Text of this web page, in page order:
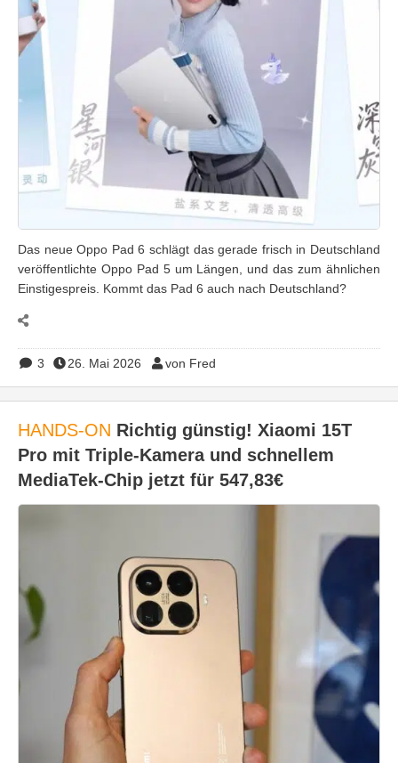
Das neue Oppo Pad 6 schlägt das gerade frisch in Deutschland
veröffentlichte Oppo Pad 5 um Längen, und das zum ähnlichen
Einstigespreis. Kommt das Pad 6 auch nach Deutschland?
3 26. Mai 2026 von Fred
HANDS-ON Richtig günstig! Xiaomi 15T
Pro mit Triple-Kamera und schnellem
MediaTek-Chip jetzt für 547,83€